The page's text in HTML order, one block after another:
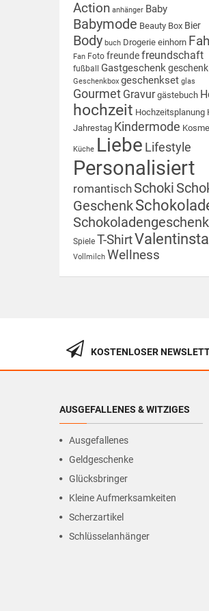
Action anhänger Baby
Babymode Beauty Box Bier
Body buch Drogerie einhorn
Fan Foto freundefreundschaft
fußball Gastgeschenkgeschenk
Geschenkbox geschenkset glas
Gourmet Gravur gästebuch
hochzeit Hochzeitsplanung
Jahrestag Kindermode
Küche Liebe Lifestyle
Personalisiert
romantisch Schoki
Geschenk
Schokoladengeschenk
Spiele T-Shirt
Vollmilch Wellness
KOSTENLOSER
AUSGEFALLENES & WITZIGES
Ausgefallenes
Geldgeschenke
Glücksbringer
Kleine Aufmerksamkeiten
Scherzartikel
Schlüsselanhänger